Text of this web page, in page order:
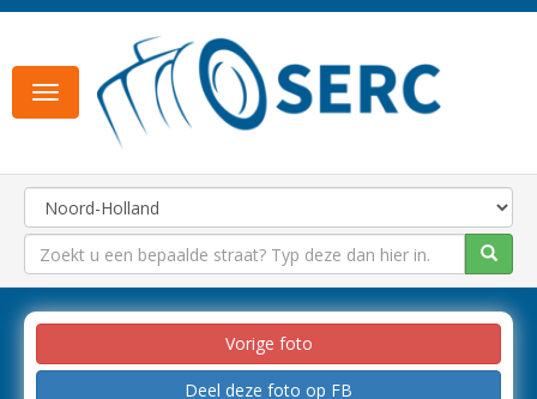
Toggle
navigation
Vorige foto
Deel deze foto op FB